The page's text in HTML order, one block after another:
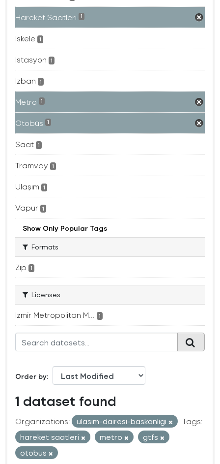
Hareket Saatleri 1
Iskele 1
Istasyon 1
Izban 1
Metro 1
Otobüs 1
Saat 1
Tramvay 1
Ulaşım 1
Vapur 1
Show Only Popular Tags
Formats
Zip 1
Licenses
Izmir Metropolitan M... 1
Order by
1 dataset found
Organizations: ulasim-dairesi-baskanligi
Tags:
hareket saatleri
metro
gtfs
otobüs